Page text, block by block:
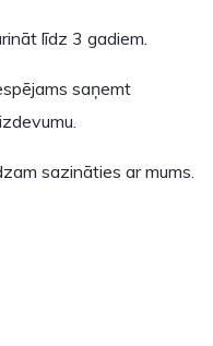
līdz 3 gadiem.
saņemt
sazināties ar mums.